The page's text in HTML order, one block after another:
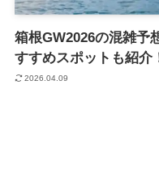
箱根GW2026の混雑予
すすめスポットも紹介
2026.04.09